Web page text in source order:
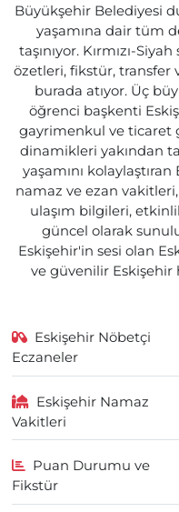
Büyükşehir Belediyesi
yaşamına dair tüm
taşınıyor. Kırmızı-
özetleri, fikstür, transfer
burada atıyor. Üç
öğrenci başkenti
gayrimenkul ve ticaret
dinamikleri yakından
yaşamını
namaz ve ezan
ulaşım bilgileri,
güncel olarak
Eskişehir'in sesi olan
ve güvenilir Eskişehir
Eskişehir Nöbetçi
Eczaneler
Eskişehir Namaz
Vakitleri
Puan Durumu ve
Fikstür